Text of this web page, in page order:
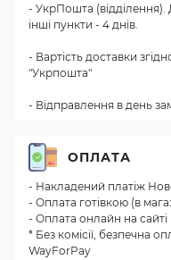
- УкрПошта (відділення).
інші пункти - 4 днів.
- Вартість доставки
"Укрпошта"
- Відправлення в день
ОПЛАТА
- Накладений платіж
- Оплата готівкою (в
- Оплата онлайн на
* Без комісії, безпечна
WayForPay